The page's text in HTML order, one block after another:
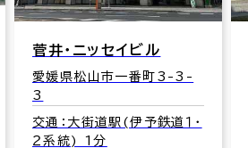
菅井・ニッセイビル
愛媛県松山市一番町3-3-
3
交通：大街道駅(伊予鉄道１・
２系統) 1分